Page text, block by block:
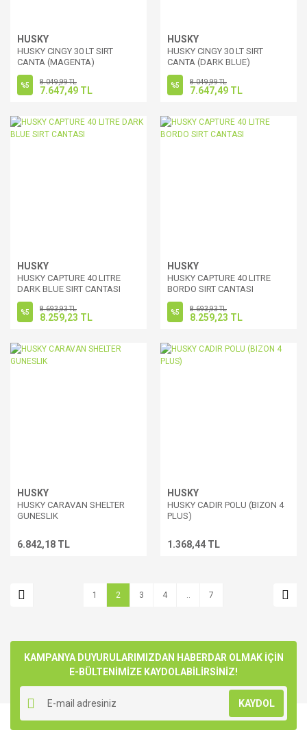
HUSKY
HUSKY CINGY 30 LT SIRT
CANTA (MAGENTA)
%5 8.049,99 TL
7.647,49 TL
HUSKY
HUSKY CINGY 30 LT SIRT
CANTA (DARK BLUE)
%5 8.049,99 TL
7.647,49 TL
HUSKY
HUSKY CAPTURE 40 LITRE
DARK BLUE SIRT CANTASI
%5 8.693,93 TL
8.259,23 TL
HUSKY
HUSKY CAPTURE 40 LITRE
BORDO SIRT CANTASI
%5 8.693,93 TL
8.259,23 TL
HUSKY
HUSKY CARAVAN SHELTER
GUNESLIK
6.842,18 TL
HUSKY
HUSKY CADIR POLU (BIZON 4
PLUS)
1.368,44 TL
1 2 3 4 .. 7
KAMPANYA DUYURULARIMIZDAN HABERDAR OLMAK İÇİN
E-BÜLTENİMİZE KAYDOLABİLİRSİNİZ!
KAYDOL